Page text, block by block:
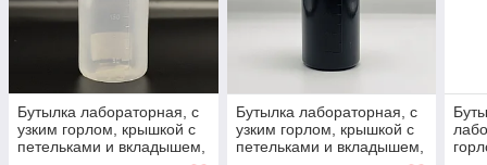
Бутылка лабораторная, с
узким горлом, крышкой с
петельками и вкладышем,
Бутылка лабораторная, с
узким горлом, крышкой с
петельками и вкладышем,